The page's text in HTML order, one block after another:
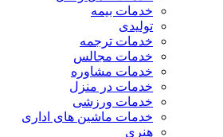
خدمات بیمه
تولیدی
خدمات ترجمه
خدمات مجالس
خدمات مشاوره
خدمات در منزل
خدمات ورزشی
خدمات ماشین های اداری
هنری